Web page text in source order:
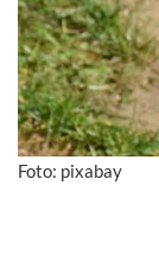
Foto: pixabay